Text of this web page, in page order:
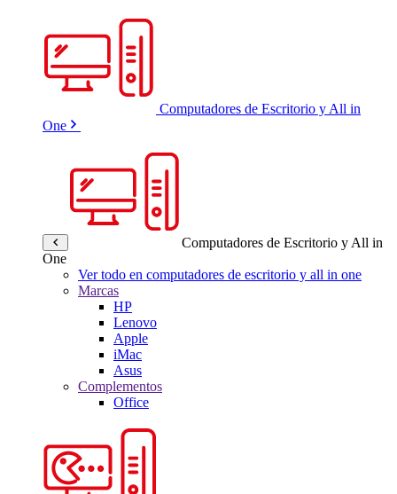
Computadores de Escritorio y All in
One
Computadores de Escritorio y All in
One
Ver todo en computadores de escritorio y all in one
Marcas
HP
Lenovo
Apple
iMac
Asus
Complementos
Office